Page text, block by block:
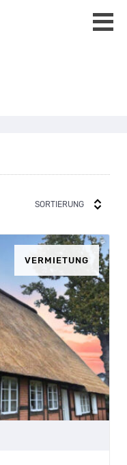
SORTIERUNG
VERMIETUNG